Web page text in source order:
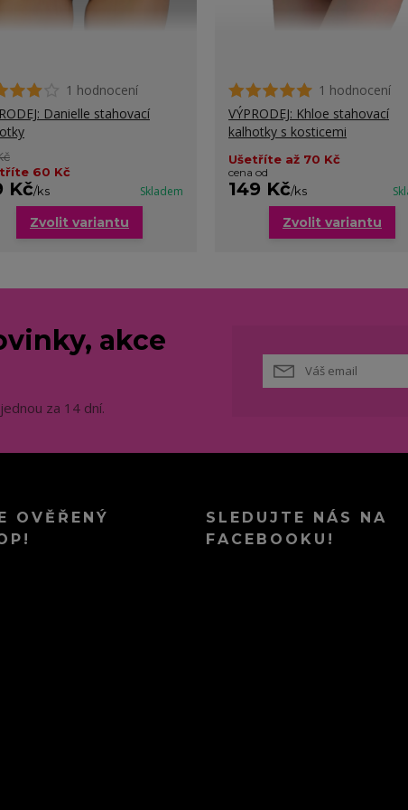
1 hodnocení
Danielle stahovací
60 Kč
Kč/ks Skladem
Zvolit variantu
1 hodnocení
VÝPRODEJ: Khloe stahovací
kalhotky s kosticemi
Ušetříte až 70 Kč
cena od
149 Kč/ks
Zvolit variantu
akce
za 14 dní.
OVĚŘENÝ
SLEDUJTE NÁS NA
FACEBOOKU!